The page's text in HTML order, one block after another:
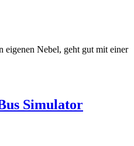
eigenen Nebel, geht gut mit einer
Simulator